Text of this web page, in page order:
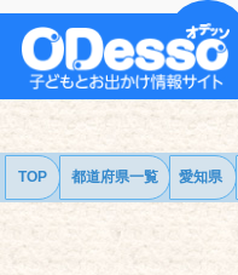
TOP 都道府県一覧 愛知県